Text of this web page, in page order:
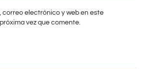
correo electrónico y web en este
vez que comente.